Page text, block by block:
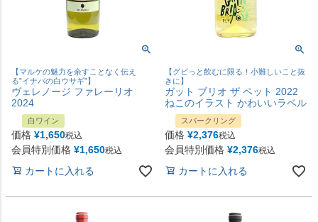
【マルケの魅力を余すことなく伝え
る”イナバの白ウサギ”】
ヴェレノージ ファレーリオ
2024
白ワイン
価格 ¥1,650税込
会員特別価格 ¥1,650税込
カートに入れる
【グビっと飲むに限る！小難しいこと抜
きに】
ガット ブリオ ザ ペット 2022
ねこのイラスト かわいいラベル
スパークリング
価格 ¥2,376税込
会員特別価格 ¥2,376税込
カートに入れる